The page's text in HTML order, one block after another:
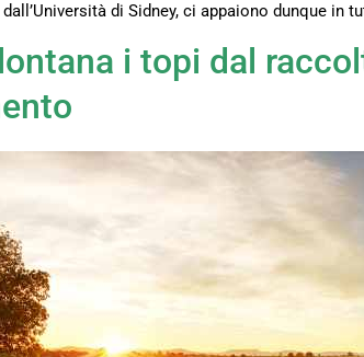
di Sidney, ci appaiono dunque in
i topi dal